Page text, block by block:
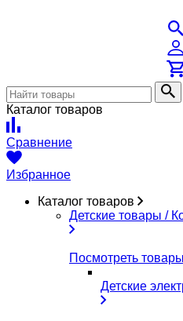
Каталог товаров
Сравнение
Избранное
Каталог товаров
Детские товары /
Посмотреть товары
Детские